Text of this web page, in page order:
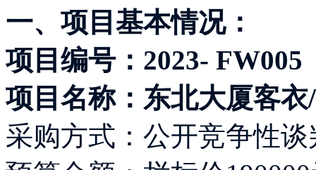
一、项目基本情况：
项目编号： 2023- FW005
项目名称： 东北大厦客
采购方式：公开竞争性谈